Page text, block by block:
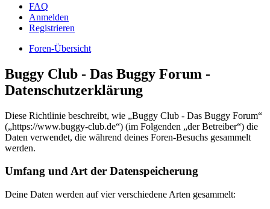
FAQ
Anmelden
Registrieren
Foren-Übersicht
Buggy Club - Das Buggy Forum -
Datenschutzerklärung
Diese Richtlinie beschreibt, wie „Buggy Club - Das Buggy Forum“
(„https://www.buggy-club.de“) (im Folgenden „der Betreiber“) die
Daten verwendet, die während deines Foren-Besuchs gesammelt
werden.
Umfang und Art der Datenspeicherung
Deine Daten werden auf vier verschiedene Arten gesammelt: